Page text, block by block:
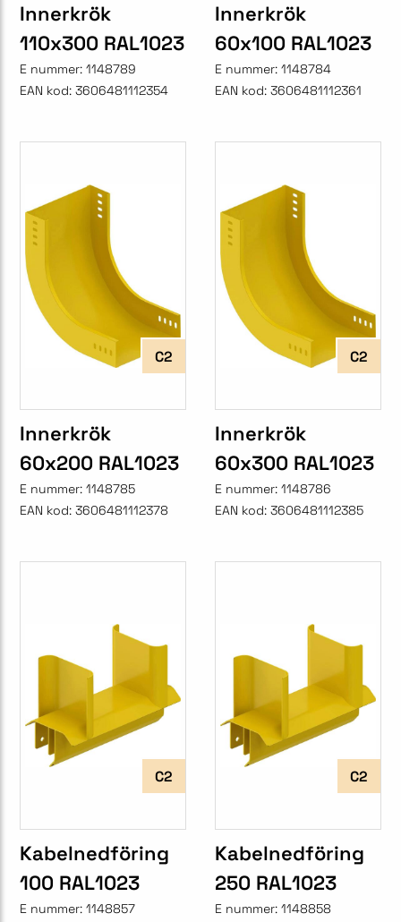
Innerkrök
110x300 RAL1023
E nummer: 1148789
EAN kod: 3606481112354
Innerkrök
60x100 RAL1023
E nummer: 1148784
EAN kod: 3606481112361
C2
Innerkrök
60x200 RAL1023
E nummer: 1148785
EAN kod: 3606481112378
C2
Innerkrök
60x300 RAL1023
E nummer: 1148786
EAN kod: 3606481112385
C2
Kabelnedföring
100 RAL1023
E nummer: 1148857
C2
Kabelnedföring
250 RAL1023
E nummer: 1148858